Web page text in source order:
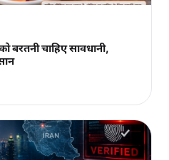
बरतनी चाहिए सावधानी,